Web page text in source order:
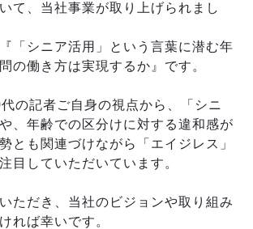
て、当社事業が取り上げられまし
「シニア活用」という言葉に潜む年
の働き方は実現するか』です。
の記者ご自身の視点から、「シニ
、年齢での区分けに対する違和感が
とも関連づけながら「エイジレス」
目していただいています。
ただき、当社のビジョンや取り組み
れば幸いです。